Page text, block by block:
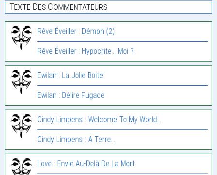
Texte Des Commentateurs
Rêve Éveiller : Démon (2)
Rêve Éveiller : Hypocrite… Moi ?
Ewilan : La Jolie Boite
Ewilan : Délire Fugace
Cindy Limpens : Welcome To My World…
Cindy Limpens : A Terre…
Love : Envie Au-Delà De La Mort